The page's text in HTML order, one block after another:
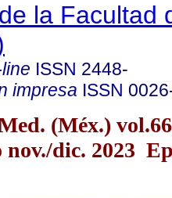
la Facultad
ISSN 2448-
impresa ISSN
(Méx.)
nov./dic. 2023